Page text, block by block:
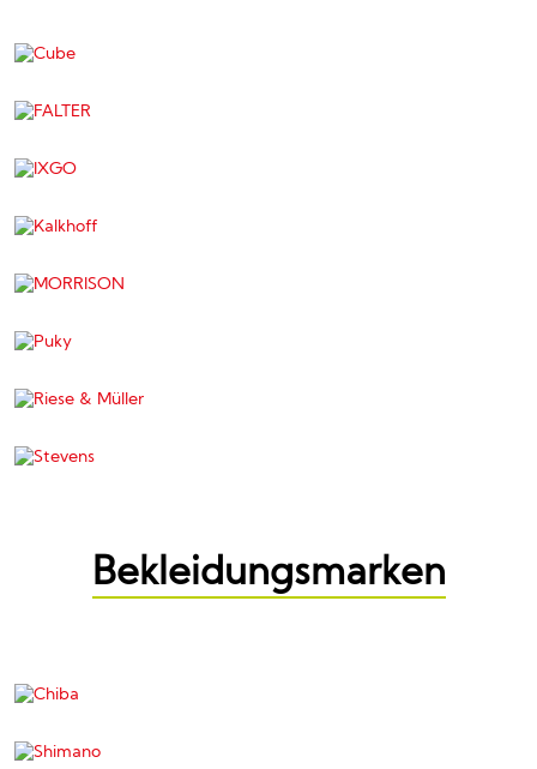
Bekleidungsmarken